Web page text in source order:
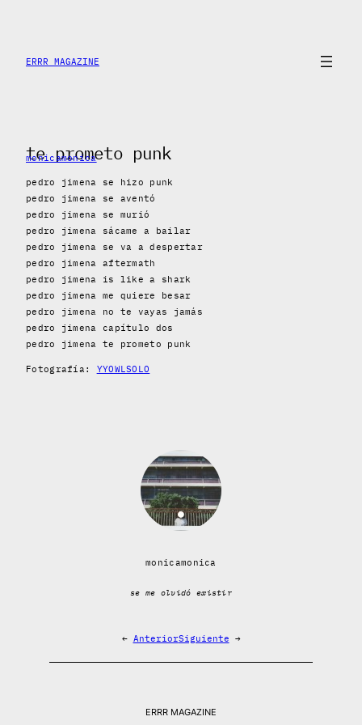
contenido
ERRR MAGAZINE
te prometo punk
monicamonica
pedro jimena se hizo punk
pedro jimena se aventó
pedro jimena se murió
pedro jimena sácame a bailar
pedro jimena se va a despertar
pedro jimena aftermath
pedro jimena is like a shark
pedro jimena me quiere besar
pedro jimena no te vayas jamás
pedro jimena capítulo dos
pedro jimena te prometo punk
Fotografía: YYOWLSOLO
monicamonica
se me olvidó existir
← AnteriorSiguiente →
ERRR MAGAZINE